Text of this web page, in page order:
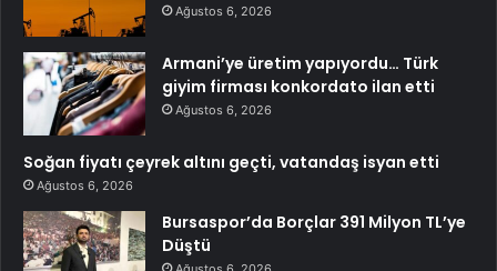
Ağustos 6, 2026
Armani’ye üretim yapıyordu… Türk
giyim firması konkordato ilan etti
Ağustos 6, 2026
Soğan fiyatı çeyrek altını geçti, vatandaş isyan etti
Ağustos 6, 2026
Bursaspor’da Borçlar 391 Milyon TL’ye
Düştü